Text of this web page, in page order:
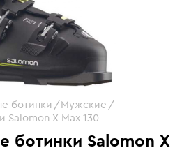
ботинки Salomon X
ботинки
Мужские
Salomon X Max 130